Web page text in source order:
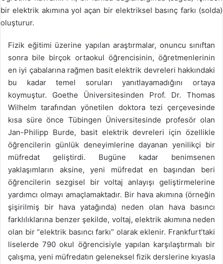
bir elektrik akımına yol açan bir elektriksel basınç farkı (solda)
oluşturur.
Fizik eğitimi üzerine yapılan araştırmalar, onuncu sınıftan
sonra bile birçok ortaokul öğrencisinin, öğretmenlerinin
en iyi çabalarına rağmen basit elektrik devreleri hakkındaki
bu kadar temel soruları yanıtlayamadığını ortaya
koymuştur. Goethe Üniversitesinden Prof. Dr. Thomas
Wilhelm tarafından yönetilen doktora tezi çerçevesinde
kısa süre önce Tübingen Üniversitesinde profesör olan
Jan-Philipp Burde, basit elektrik devreleri için özellikle
öğrencilerin günlük deneyimlerine dayanan yenilikçi bir
müfredat geliştirdi. Bugüne kadar benimsenen
yaklaşımların aksine, yeni müfredat en başından beri
öğrencilerin sezgisel bir voltaj anlayışı geliştirmelerine
yardımcı olmayı amaçlamaktadır. Bir hava akımına (örneğin
şişirilmiş bir hava yatağında) neden olan hava basıncı
farklılıklarına benzer şekilde, voltaj, elektrik akımına neden
olan bir “elektrik basıncı farkı” olarak eklenir. Frankfurt’taki
liselerde 790 okul öğrencisiyle yapılan karşılaştırmalı bir
çalışma, yeni müfredatın geleneksel fizik derslerine kıyasla